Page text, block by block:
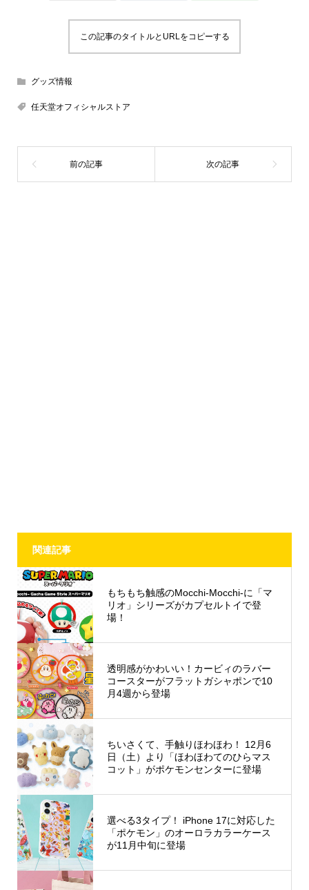
この記事のタイトルとURLをコピーする
グッズ情報
任天堂オフィシャルストア
関連記事
もちもち触感のMocchi-Mocchi-に「マ
リオ」シリーズがカプセルトイで登
場！
透明感がかわいい！カービィのラバー
コースターがフラットガシャポンで10
月4週から登場
ちいさくて、手触りほわほわ！ 12月6
日（土）より「ほわほわてのひらマス
コット」がポケモンセンターに登場
選べる3タイプ！ iPhone 17に対応した
「ポケモン」のオーロラカラーケース
が11月中旬に登場